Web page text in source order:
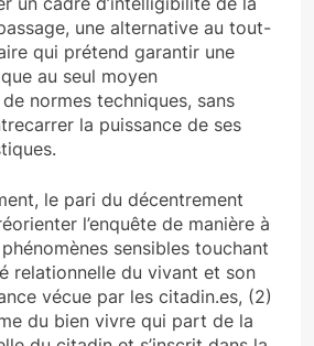
une alternative au tout-
qui prétend garantir une
au seul moyen
normes techniques, sans
la puissance de ses
le pari du décentrement
l’enquête de manière à
sensibles touchant
relationnelle du vivant et son
vécue par les citadin.es, (2)
du bien vivre qui part de la